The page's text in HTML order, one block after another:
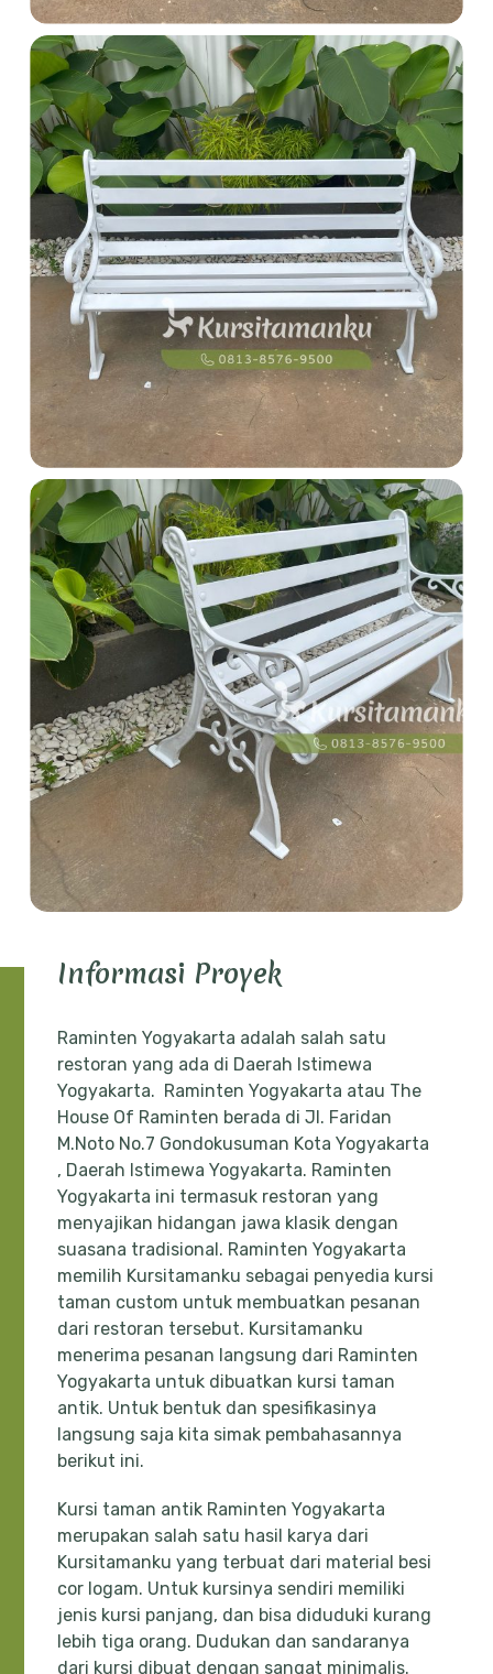
Informasi Proyek
Raminten Yogyakarta adalah salah satu
restoran yang ada di Daerah Istimewa
Yogyakarta. Raminten Yogyakarta atau The
House Of Raminten berada di Jl. Faridan
M.Noto No.7 Gondokusuman Kota Yogyakarta
, Daerah Istimewa Yogyakarta. Raminten
Yogyakarta ini termasuk restoran yang
menyajikan hidangan jawa klasik dengan
suasana tradisional. Raminten Yogyakarta
memilih Kursitamanku sebagai penyedia kursi
taman custom untuk membuatkan pesanan
dari restoran tersebut. Kursitamanku
menerima pesanan langsung dari Raminten
Yogyakarta untuk dibuatkan kursi taman
antik. Untuk bentuk dan spesifikasinya
langsung saja kita simak pembahasannya
berikut ini.
Kursi taman antik Raminten Yogyakarta
merupakan salah satu hasil karya dari
Kursitamanku yang terbuat dari material besi
cor logam. Untuk kursinya sendiri memiliki
jenis kursi panjang, dan bisa diduduki kurang
lebih tiga orang. Dudukan dan sandaranya
dari kursi dibuat dengan sangat minimalis.